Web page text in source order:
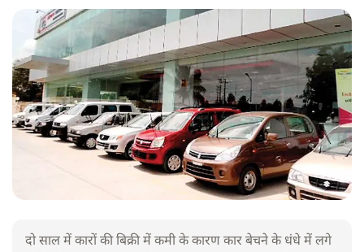
दो साल में कारों की बिक्री में कमी के कारण कार बेचने के धंधे में लगे